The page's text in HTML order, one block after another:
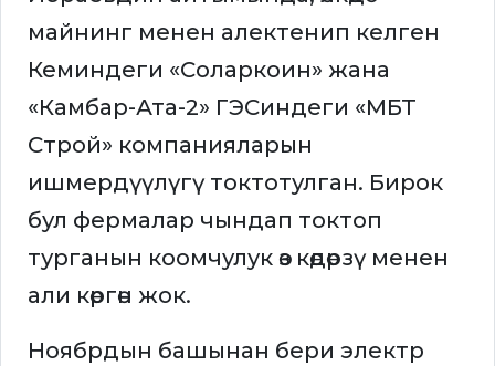
майнинг менен алектенип келген
Кеминдеги «Соларкоин» жана
«Камбар-Ата-2» ГЭСиндеги «МБТ
Строй» компанияларын
ишмердүүлүгү токтотулган. Бирок
бул фермалар чындап токтоп
турганын коомчулук өз көдөрзү менен
али көргөн жок.
Ноябрдын башынан бери электр